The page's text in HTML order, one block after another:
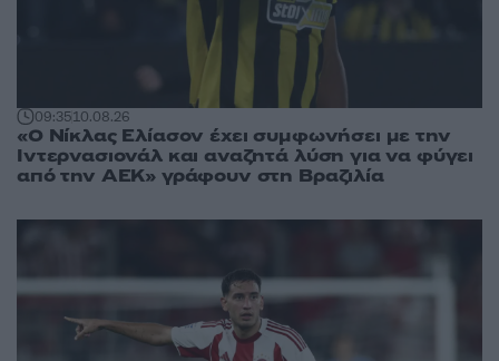
09:3510.08.26
«Ο Νίκλας Ελίασον έχει συμφωνήσει με την
Ιντερνασιονάλ και αναζητά λύση για να φύγει
από την ΑΕΚ» γράφουν στη Βραζιλία